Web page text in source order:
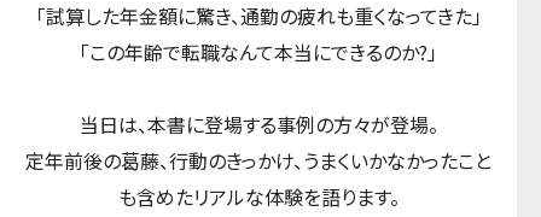
「試算した年金額に驚き、通勤の疲れも重くなってきた」
「この年齢で転職なんて本当にできるのか?」
当日は、本書に登場する事例の方々が登場。
定年前後の葛藤、行動のきっかけ、うまくいかなかったこと
も含めたリアルな体験を語ります。